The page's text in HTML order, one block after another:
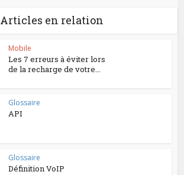
Articles en relation
Mobile
Les 7 erreurs à éviter lors
de la recharge de votre...
Glossaire
API
Glossaire
Définition VoIP